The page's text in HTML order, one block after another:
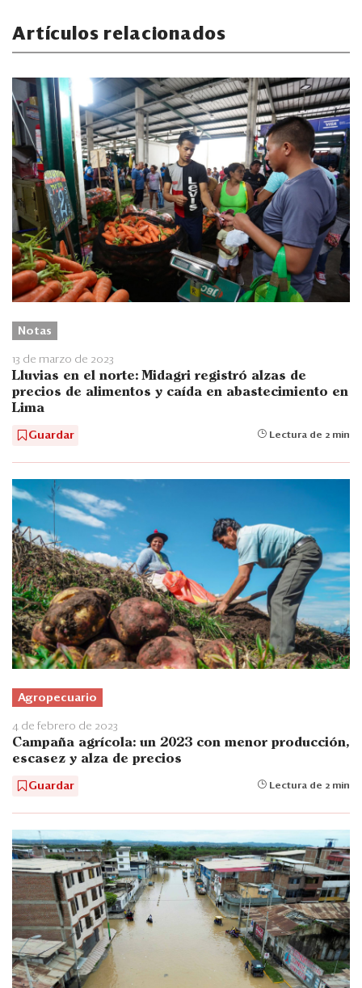
Artículos relacionados
Notas
13 de marzo de 2023
Lluvias en el norte: Midagri registró alzas de
precios de alimentos y caída en abastecimiento en
Lima
Guardar Lectura de 2 min
Agropecuario
4 de febrero de 2023
Campaña agrícola: un 2023 con menor producción,
escasez y alza de precios
Guardar Lectura de 2 min